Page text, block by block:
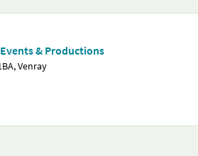
& Productions
Venray